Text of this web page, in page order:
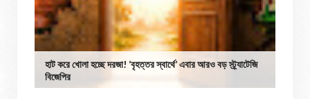
হাট করে খোলা হচ্ছে দরজা! ‘বৃহত্তর স্বার্থে’ এবার আরও বড় স্ট্র্যাটেজি
বিজেপির